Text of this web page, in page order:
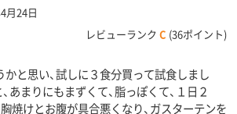
月24日
レビューランク C (36ポイント)
と思い、試しに３食分買って試食しまし
あまりにもまずくて、脂っぽくて、１日２
焼けとお腹が具合悪くなり、ガスターテンを